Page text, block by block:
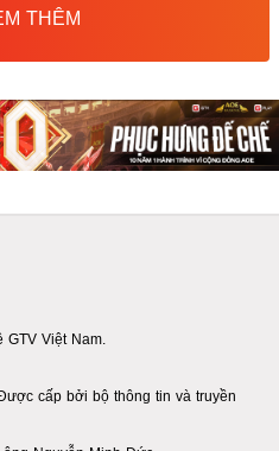
THÊM
Việt Nam.
cấp bởi bộ thông tin và truyền